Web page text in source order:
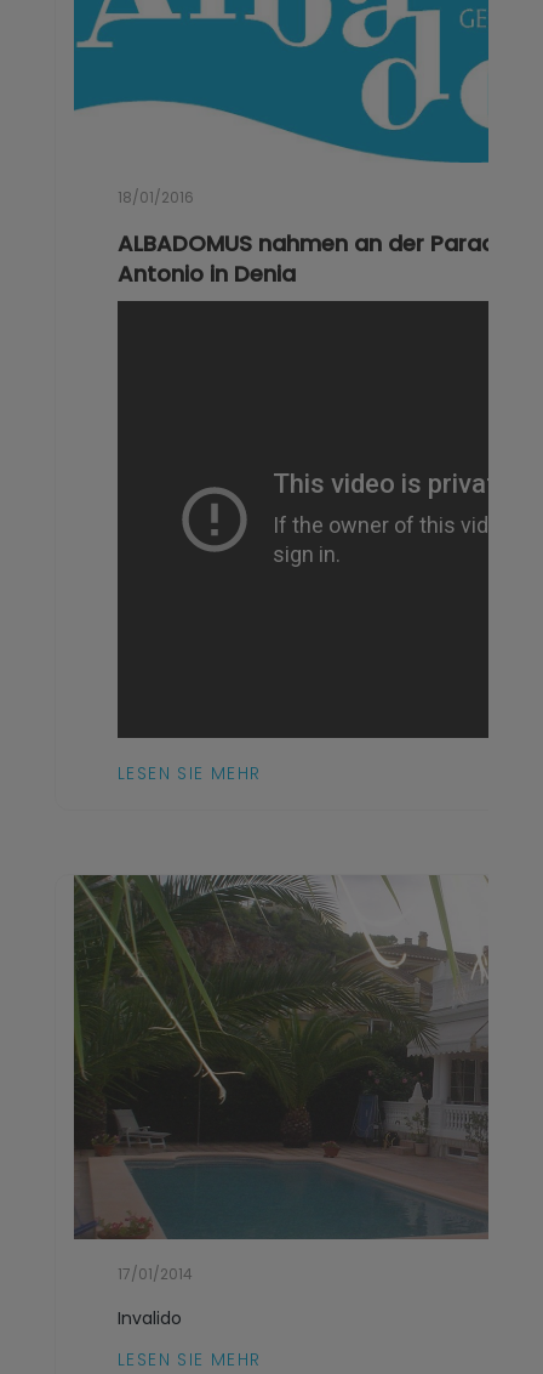
18/01/2016
ALBADOMUS nahmen an der Parade
Antonio in Denia
LESEN SIE MEHR
17/01/2014
Invalido
LESEN SIE MEHR